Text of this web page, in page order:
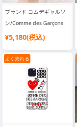
ブランド コムデギャルソ
ン/Comme des Garçons
スマホケース
¥5,180(税込)
よく売れる